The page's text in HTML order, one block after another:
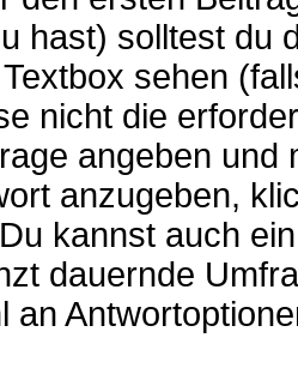
hast) solltest du
sehen
nicht die
angeben und
anzugeben,
kannst auch
dauernde
an